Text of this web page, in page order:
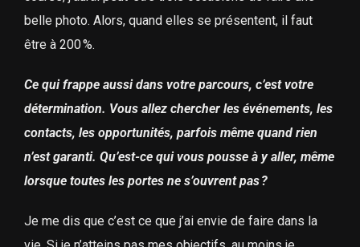
belle photo. Alors, quand elles se présentent, il faut
être à 200 %.
Ce qui frappe aussi dans votre parcours, c’est votre
détermination. Vous allez chercher les événements, les
contacts, les opportunités, parfois même quand rien
n’est garanti. Qu’est-ce qui vous pousse à y aller, même
lorsque toutes les portes ne s’ouvrent pas ?
Je me dis que c’est ce que j’ai envie de faire dans la